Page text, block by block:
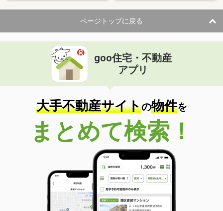
ページトップに戻る
goo住宅・不動産
アプリ
大手不動産サイトの物件を
まとめて検索！